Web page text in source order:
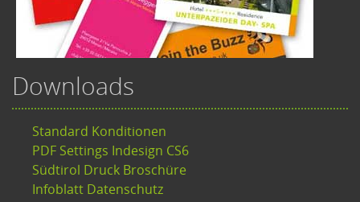
Downloads
Standard Konditionen
PDF Settings Indesign CS6
Südtirol Druck Broschüre
Infoblatt Datenschutz